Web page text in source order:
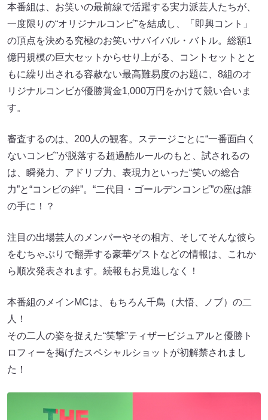
本番組は、お笑いの最前線で活躍する実力派芸人たちが、
一度限りの“オリジナルコンビ”を結成し、「即興コント」
の頂点を決める究極のお笑いサバイバル・バトル。総額1
億円規模の巨大セットからせり上がる、コントセットとと
もに繰り出される容赦ない最高難易度のお題に、8組のオ
リジナルコンビが優勝賞金1,000万円をかけて競い合いま
す。
審査するのは、200人の観客。ステージごとに“一番面白く
ないコンビ”が脱落する超過酷ルールのもと、試されるの
は、瞬発力、アドリブ力、表現力といった“笑いの総合
力”と“コンビの絆”。“二代目・ゴールデンコンビ”の座は誰
の手に！？
注目の出場芸人のメンバーやその相方、そしてそんな彼ら
をむちゃぶりで翻弄する豪華ゲストなどの情報は、これか
ら順次発表されます。続報もお見逃しなく！
本番組のメインMCは、もちろん千鳥（大悟、ノブ）の二
人！
その二人の姿を捉えた“笑撃”ティザービジュアルと優勝ト
ロフィーを掲げたスペシャルショットが初解禁されまし
た！